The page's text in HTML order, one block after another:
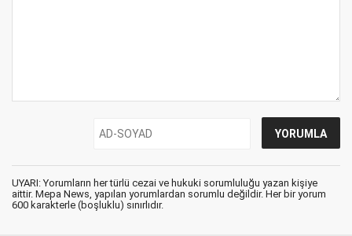
UYARI: Yorumların her türlü cezai ve hukuki sorumluluğu yazan kişiye
aittir. Mepa News, yapılan yorumlardan sorumlu değildir. Her bir yorum
600 karakterle (boşluklu) sınırlıdır.